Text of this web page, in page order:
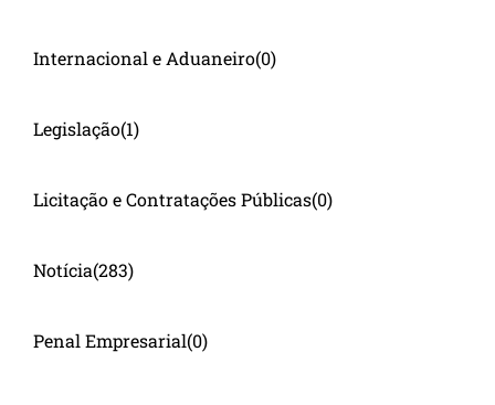
Internacional e Aduaneiro(0)
Legislação(1)
Licitação e Contratações Públicas(0)
Notícia(283)
Penal Empresarial(0)